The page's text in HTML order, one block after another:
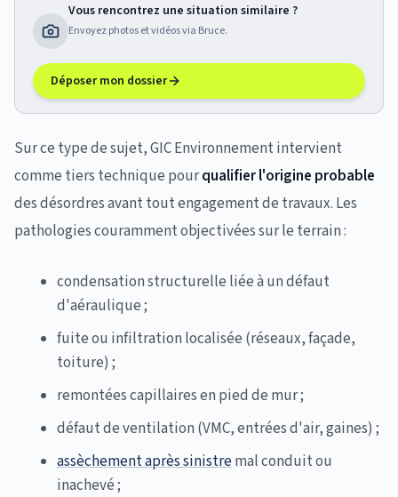
Vous rencontrez une situation similaire ?
Envoyez photos et vidéos via Bruce.
Déposer mon dossier
Sur ce type de sujet, GIC Environnement intervient
comme tiers technique pourqualifier l'origine probable
des désordres avant tout engagement de travaux. Les
pathologies couramment objectivées sur le terrain :
condensation structurelle liée à un défaut
d'aéraulique ;
fuite ou infiltration localisée (réseaux, façade,
toiture) ;
remontées capillaires en pied de mur ;
défaut de ventilation (VMC, entrées d'air, gaines) ;
assèchement après sinistremal conduit ou
inachevé ;